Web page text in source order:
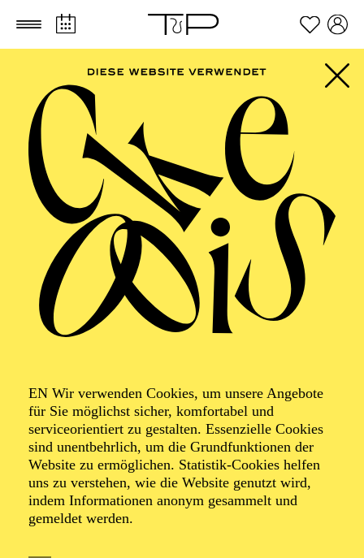
Zum Hauptinhalt springen Zum Footer springen
EN Wir verwenden Cookies, um unsere Angebote
für Sie möglichst sicher, komfortabel und
serviceorientiert zu gestalten. Essenzielle Cookies
sind unentbehrlich, um die Grundfunktionen der
Website zu ermöglichen. Statistik-Cookies helfen
uns zu verstehen, wie die Website genutzt wird,
indem Informationen anonym gesammelt und
gemeldet werden.
FILTER
SEPTEMBER 2026
PHILHARMONIE ESSEN
Friday
04.09.2026
20:00 - 23:00
Alfried Krupp Saal
Organiser: Theater-, Konzert- u. Gastspieldirektion OTTO
HOFNER GMBH
TICKETS
55,20 52,70€
EN: SCHAUSPIEL ESSEN